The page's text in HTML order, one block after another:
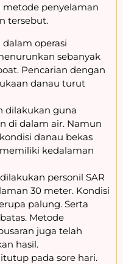
penyelaman
tersebut.
operasi
sebanyak
Pencarian dengan
danau turut
dilakukan guna
di dalam air. Namun
danau bekas
kedalaman
personil SAR
30 meter. Kondisi
palung. Serta
Metode
juga telah
hasil.
pada sore hari.